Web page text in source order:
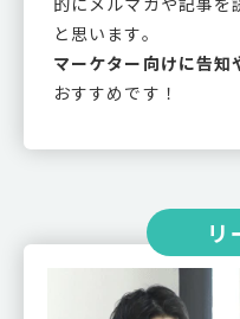
と思います。
マーケター向けに告知
おすすめです！
リ